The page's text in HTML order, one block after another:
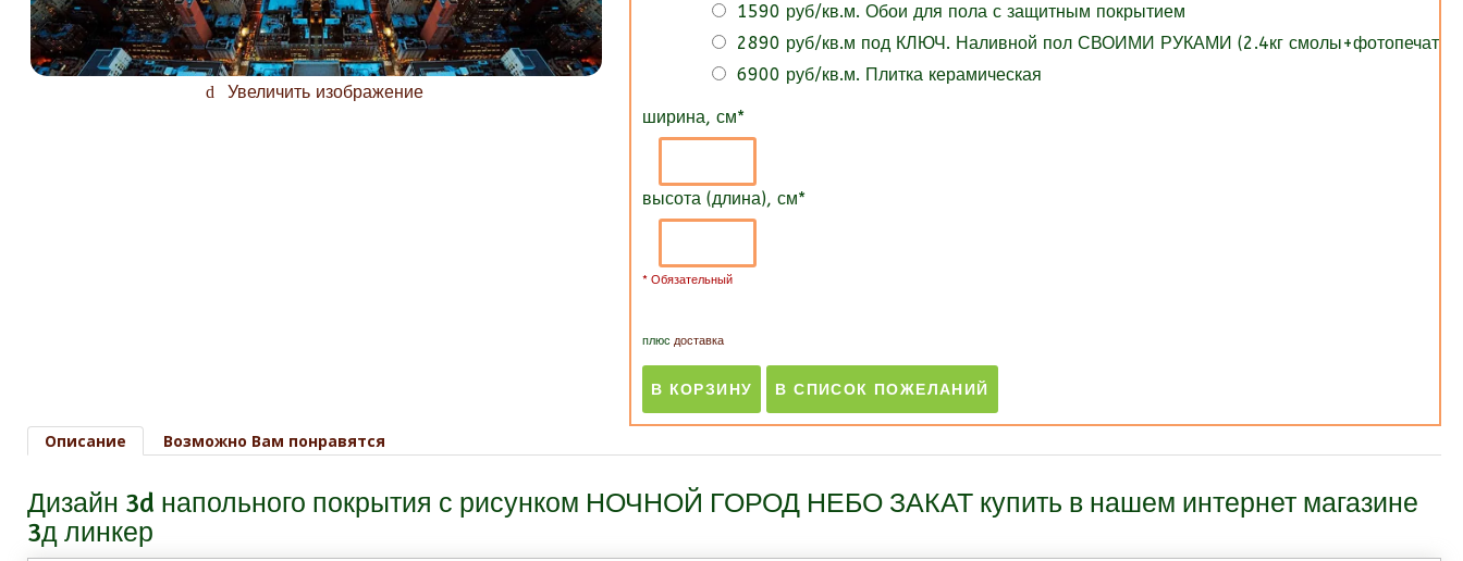
Увеличить изображение
1590 руб/кв.м. Обои для пола с защитным покрытием
2890 руб/кв.м под КЛЮЧ. Наливной пол СВОИМИ РУКАМИ (2.4кг смолы+фотопечать)
6900 руб/кв.м. Плитка керамическая
ширина, см*
высота (длина), см*
* Обязательный
плюс доставка
Описание Возможно Вам понравятся
Дизайн 3d напольного покрытия с рисунком НОЧНОЙ ГОРОД НЕБО ЗАКАТ купить в нашем интернет магазине
3д линкер